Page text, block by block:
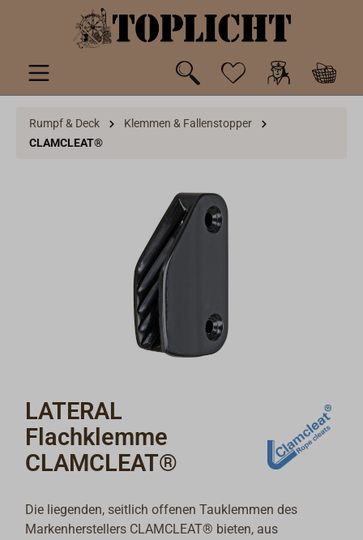
springen
Rumpf & Deck
Klemmen & Fallenstopper
CLAMCLEAT®
LATERAL
Flachklemme
CLAMCLEAT®
Die liegenden, seitlich offenen Tauklemmen des
Markenherstellers CLAMCLEAT® bieten, aus